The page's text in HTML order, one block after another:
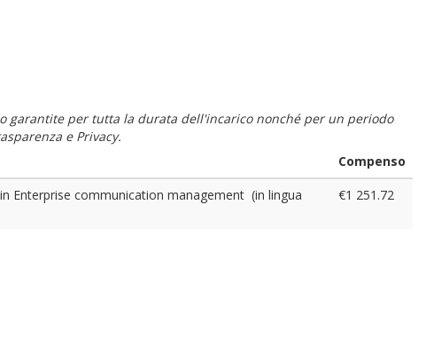
per tutta la durata dell'incarico nonché per un periodo
e Privacy.
Compenso
Enterprise communication management (in lingua
€1 251.72